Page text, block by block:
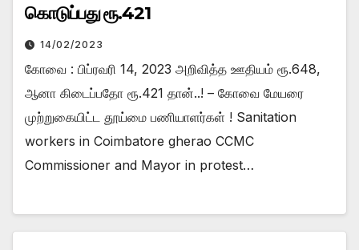
கொடுப்பது ரூ.421
14/02/2023
கோவை : பிப்ரவரி 14, 2023 அறிவித்த ஊதியம் ரூ.648,
ஆனா கிடைப்பதோ ரூ.421 தான்..! – கோவை மேயரை
முற்றுகையிட்ட தூய்மை பணியாளர்கள் ! Sanitation
workers in Coimbatore gherao CCMC
Commissioner and Mayor in protest…